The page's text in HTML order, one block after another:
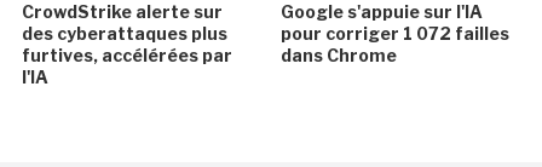
CrowdStrike alerte sur
des cyberattaques plus
furtives, accélérées par
l'IA
Google s'appuie sur l'IA
pour corriger 1 072 failles
dans Chrome